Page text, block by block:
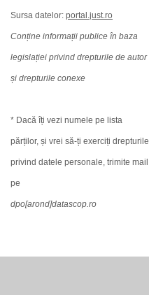
Sursa datelor: portal.just.ro
Conține informații publice în baza
legislației privind drepturile de autor
și drepturile conexe
* Dacă îți vezi numele pe lista
părților, și vrei să-ți exerciți drepturile
privind datele personale, trimite mail
pe
dpo[arond]datascop.ro